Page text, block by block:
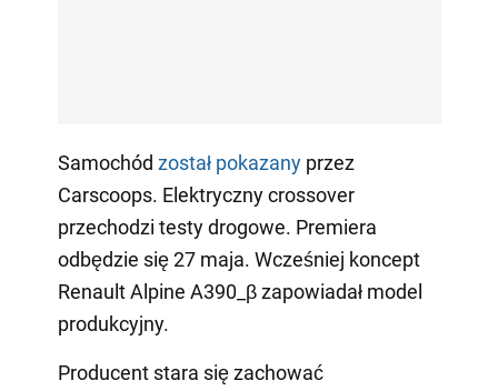
Samochód został pokazanyprzez
Carscoops. Elektryczny crossover
przechodzi testy drogowe. Premiera
odbędzie się 27 maja. Wcześniej koncept
Renault Alpine A390_β zapowiadał model
produkcyjny.
Producent stara się zachować